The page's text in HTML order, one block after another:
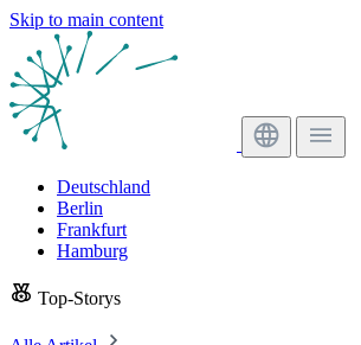
Skip to main content
Deutschland
Berlin
Frankfurt
Hamburg
Top-Storys